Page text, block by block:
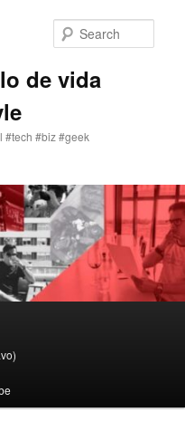
de vida
#tech #biz #geek